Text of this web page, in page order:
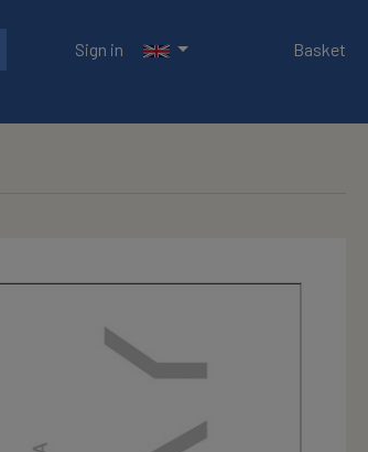
Sign in
Basket